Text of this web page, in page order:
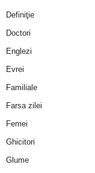
Definiţie
Doctori
Englezi
Evrei
Familiale
Farsa zilei
Femei
Ghicitori
Glume